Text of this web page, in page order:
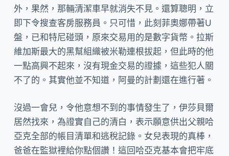
外，果然，那輛清潔車早就消失不見。還算聰明，立
即下令搜查客房服務員。只可惜，此刻菲奧娜帶著U
盤，已和特尼碰頭，原來交易用的是數字貨幣。拉斯
維加斯最大的黑幫組織被米勒連根拔起，但此時的他
一點高興不起來，沒有現金交易的證據，這些犯人關
不了的。其實他並不知道，阿曼的計劃還在進行著。
沒過一會兒，令他意想不到的事情發生了，伊莎貝爾
居然找來，為證實自己的清白，表示願意供出父親哈
亞克全部的帳目清單和逃稅記錄。女兒表現的真棒，
爸爸在監獄裡給你點個讚！這回哈亞克基本會把牢底